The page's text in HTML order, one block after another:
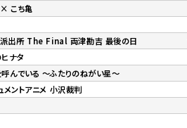
こち亀
派出所 The Final 両津勘吉 最後の日
ナタ
んでいる 〜ふたりのねがい星〜
メントアニメ 小沢裁判